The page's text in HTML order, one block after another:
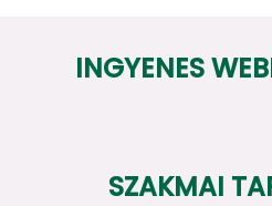
INGYENES
SZAKMAI